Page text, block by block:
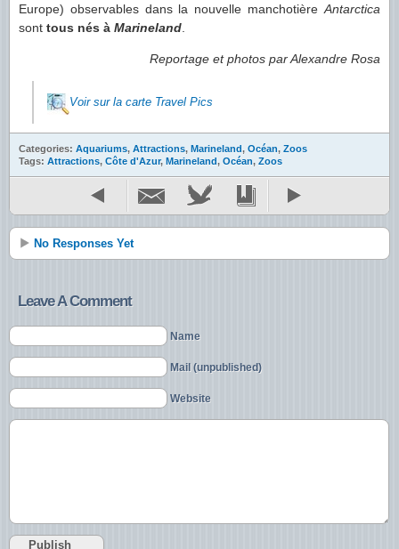
Europe) observables dans la nouvelle manchotière Antarctica
sont tous nés à Marineland
Reportage et photos par Alexandre Rosa
Voir sur la carte Travel Pics
Categories: Aquariums, Attractions, Marineland, Océan, Zoos
Tags: Attractions, Côte d'Azur, Marineland, Océan, Zoos
No Responses Yet
Leave A Comment
Name
Mail (unpublished)
Website